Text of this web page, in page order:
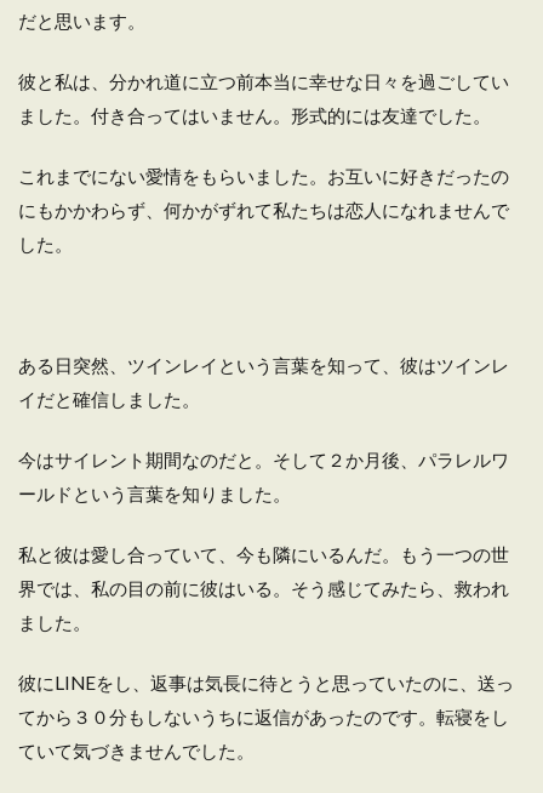
だと思います。
彼と私は、分かれ道に立つ前本当に幸せな日々を過ごしてい
ました。付き合ってはいません。形式的には友達でした。
これまでにない愛情をもらいました。お互いに好きだったの
にもかかわらず、何かがずれて私たちは恋人になれませんで
した。
ある日突然、ツインレイという言葉を知って、彼はツインレ
イだと確信しました。
今はサイレント期間なのだと。そして２か月後、パラレルワ
ールドという言葉を知りました。
私と彼は愛し合っていて、今も隣にいるんだ。もう一つの世
界では、私の目の前に彼はいる。そう感じてみたら、救われ
ました。
彼にLINEをし、返事は気長に待とうと思っていたのに、送っ
てから３０分もしないうちに返信があったのです。転寝をし
ていて気づきませんでした。